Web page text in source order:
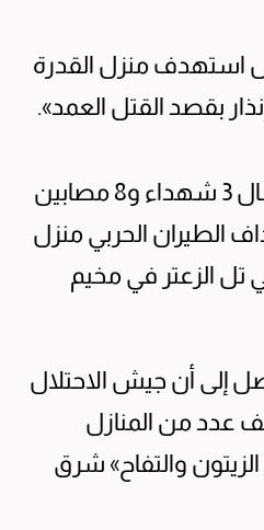
استهدف منزل القدرة
بقصد القتل العمد».
وأكد بصل أنه تم «انتشال 3 شهداء و8 مصابين
الطيران الحربي منزل
تل الزعتر في مخيم
إلى أن جيش الاحتلال
عدد من المنازل
والتفاح» شرق